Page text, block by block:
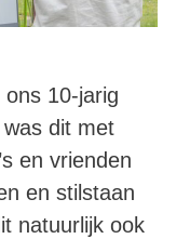
10-jarig
dit met
en vrienden
en stilstaan
natuurlijk ook